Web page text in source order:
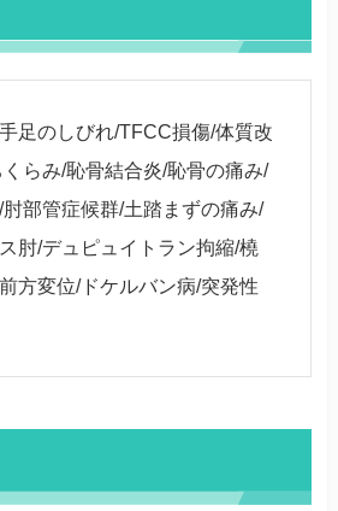
足のしびれ/TFCC損傷/体質改
らみ/恥骨結合炎/恥骨の痛み/
部管症候群/土踏まずの痛み/
肘/デュピュイトラン拘縮/橈
方変位/ドケルバン病/突発性